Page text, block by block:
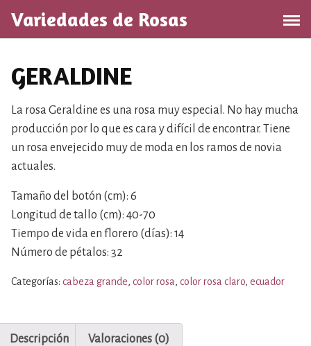
l
Variedades de Rosas
GERALDINE
La rosa Geraldine es una rosa muy especial. No hay mucha
producción por lo que es cara y difícil de encontrar. Tiene
un rosa envejecido muy de moda en los ramos de novia
actuales.
Tamaño del botón (cm): 6
Longitud de tallo (cm): 40-70
Tiempo de vida en florero (días): 14
Número de pétalos: 32
Categorías: cabeza grande, color rosa, color rosa claro, ecuador
Descripción Valoraciones (0)